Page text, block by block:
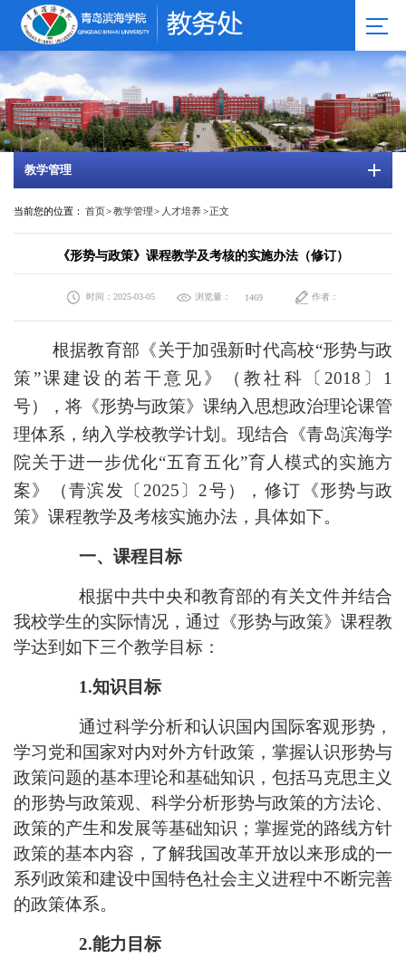
教学管理
当前您的位置： 首页>教学管理> 人才培养>正文
《形势与政策》课程教学及考核的实施办法（修订）
时间：2025-03-05 浏览量： 1469 作者：
根据教育部《关于加强新时代高校“形势与政
策”课建设的若干意见》
（教社科〔 2018〕1
号） ， 将 《形势与政策》 课纳入思想政治理论课管
理体系，纳入学校教学计划。 现结合《青岛滨海学
院关于进一步优化“五育五化”育人模式的实施方
案》（青滨发 〔 2025 〕2号），修订 《形势与政
策》 课程教学及考核实施办法 ，具体如下。
一、课程目标
根据中共中央和教育部的有关文件并结合
我校学生的实际情况，通过 《形势与政策》 课程教
学达到如下三个教学目标：
1.知识目标
通过科学分析和认识国内国际客观形势 ，
学习党和国家对内对外方针政策， 掌握认识形势与
政策问题的基本理论和基础知识，包括马克思主义
的形势与政策观、科学分析形势与政策的方法论、
政策的产生和发展等基础知识；掌握党的路线方针
政策的基本内容，了解我国改革开放以来形成的一
系列政策和建设中国特色社会主义进程中不断完善
的政策体系。
2.能力目标